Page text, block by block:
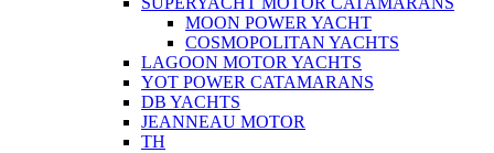
MOON POWER YACHT
COSMOPOLITAN YACHTS
LAGOON MOTOR YACHTS
YOT POWER CATAMARANS
DB YACHTS
JEANNEAU MOTOR
TH